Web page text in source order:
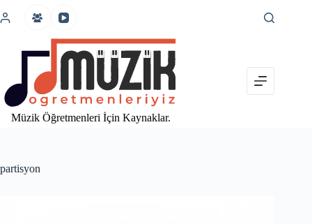
atla
Müzik Öğretmenleri İçin Kaynaklar.
partisyon